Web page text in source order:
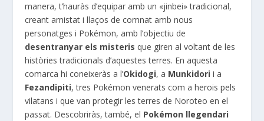
manera, t’hauràs d’equipar amb un «jinbei» tradicional,
creant amistat i llaços de comnat amb nous
personatges i Pokémon, amb l’objectiu de
desentranyar els misteris que giren al voltant de les
històries tradicionals d’aquestes terres. En aquesta
comarca hi coneixeràs a l’Okidogi, a Munkidori i a
Fezandipiti, tres Pokémon venerats com a herois pels
vilatans i que van protegir les terres de Noroteo en el
passat. Descobriràs, també, el Pokémon llegendari